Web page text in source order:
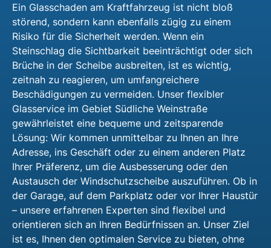
Ein Glasschaden am Kraftfahrzeug ist nicht bloß
störend, sondern kann ebenfalls zügig zu einem
Risiko für die Sicherheit werden. Wenn ein
Steinschlag die Sichtbarkeit beeinträchtigt oder sich
Brüche in der Scheibe ausbreiten, ist es wichtig,
zeitnah zu reagieren, um umfangreichere
Beschädigungen zu vermeiden. Unser flexibler
Glasservice im Gebiet Südliche Weinstraße
gewährleistet eine bequeme und zeitsparende
Lösung: Wir kommen unmittelbar zu Ihnen an Ihre
Adresse, ins Geschäft oder zu einem anderen Platz
Ihrer Präferenz, um die Ausbesserung oder den
Austausch der Windschutzscheibe auszuführen. Ob in
der Garage, auf dem Parkplatz oder vor Ihrer Haustür
– unsere erfahrenen Experten sind flexibel und
orientieren sich an Ihren Bedürfnissen an. Unser Ziel
ist es, Ihnen den optimalen Service zu bieten, ohne